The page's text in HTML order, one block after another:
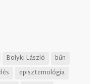
Bolyki László
bűn
episztemológia